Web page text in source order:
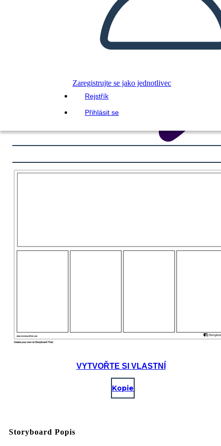
Zaregistrujte se jako jednotlivec
Rejstřík
Přihlásit se
VYTVOŘTE SI VLASTNÍ
Kopie
Storyboard Popis